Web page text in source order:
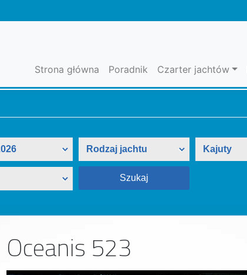
Strona główna Poradnik Czarter jachtów
Oceanis 523